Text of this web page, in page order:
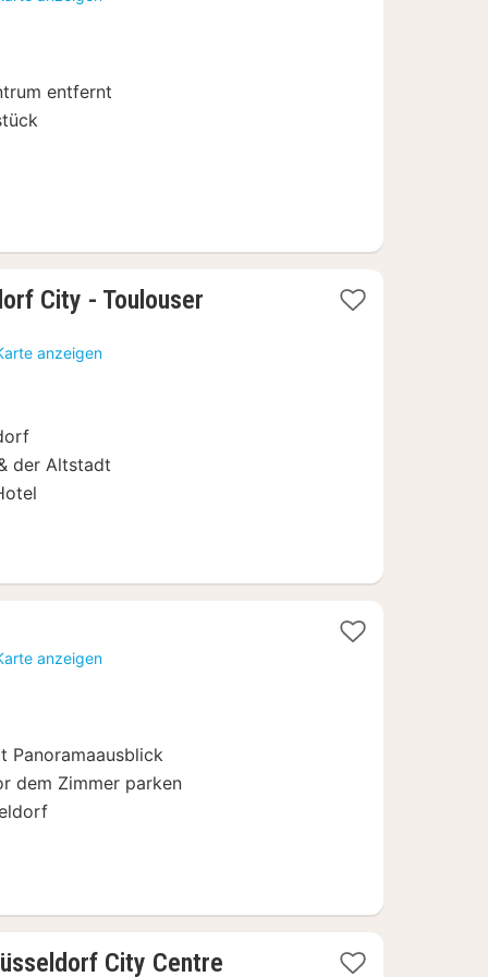
entfernt
City - Toulouser
anzeigen
der Altstadt
anzeigen
Panoramaausblick
dem Zimmer parken
City Centre